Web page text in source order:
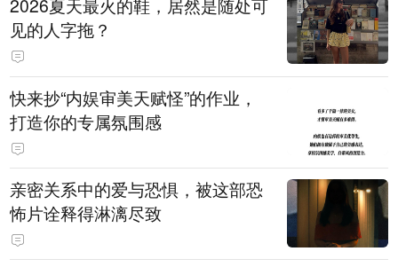
2026夏天最火的鞋，居然是随处可
见的人字拖？
快来抄“内娱审美天赋怪”的作业，
打造你的专属氛围感
亲密关系中的爱与恐惧，被这部恐
怖片诠释得淋漓尽致